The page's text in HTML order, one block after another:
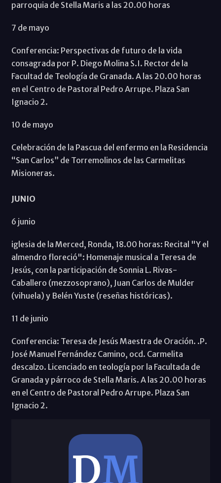
parroquia de Stella Maris a las 20.00 horas
7 de mayo
Conferencia: Perspectivas de futuro de la vida
consagrada por P. Diego Molina S.I. Rector de la
Facultad de Teología de Granada. A las 20.00 horas
en el Centro de Pastoral Pedro Arrupe. Plaza San
Ignacio 2.
10 de mayo
Celebración de la Pascua del enfermo en la Residencia
“San Carlos” de Torremolinos de las Carmelitas
Misioneras.
JUNIO
6 junio
iglesia de la Merced, Ronda, 18.00 horas: Recital "Y el
almendro floreció": Homenaje musical a Teresa de
Jesús, con la participación de Sonnia L. Rivas-
Caballero (mezzosoprano), Juan Carlos de Mulder
(vihuela) y Belén Yuste (reseñas históricas).
11 de junio
Conferencia: Teresa de Jesús Maestra de Oración. .P.
José Manuel Fernández Camino, ocd. Carmelita
descalzo. Licenciado en teología por la Facultada de
Granada y párroco de Stella Maris. A las 20.00 horas
en el Centro de Pastoral Pedro Arrupe. Plaza San
Ignacio 2.